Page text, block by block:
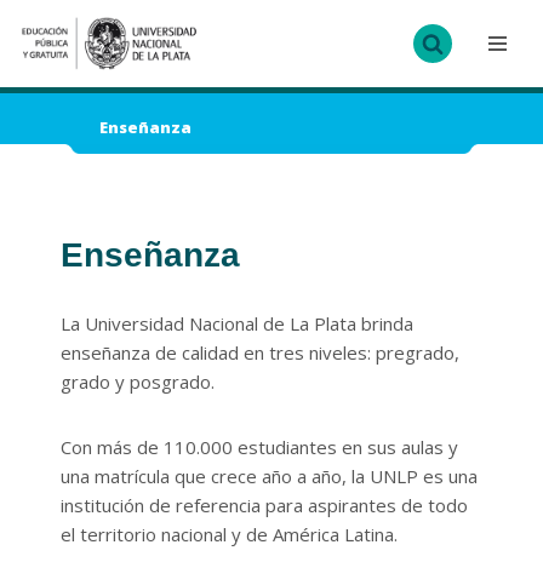
Ir
al
Enseñanza
Enseñanza
La Universidad Nacional de La Plata brinda
enseñanza de calidad en tres niveles: pregrado,
grado y posgrado.
Con más de 110.000 estudiantes en sus aulas y
una matrícula que crece año a año, la UNLP es una
institución de referencia para aspirantes de todo
el territorio nacional y de América Latina.